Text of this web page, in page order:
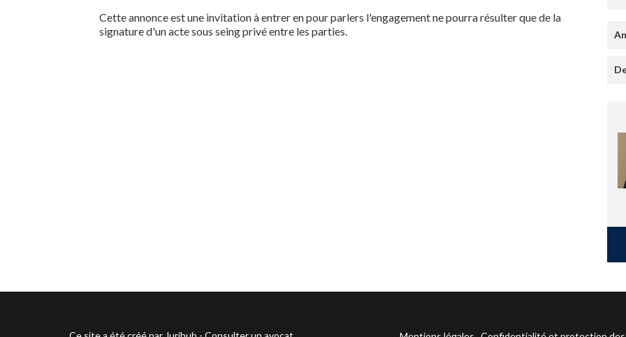
Cette annonce est une invitation à entrer en pour parlers l'engagement ne pourra résulter que de la
signature d'un acte sous seing privé entre les parties.